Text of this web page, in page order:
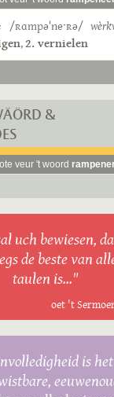
/ʀɑmpəˈneˑʀə/
,2. vernielen
&
veur 't woord
uch bewiesen,
de beste van
taulen is..."
oet 't
is het